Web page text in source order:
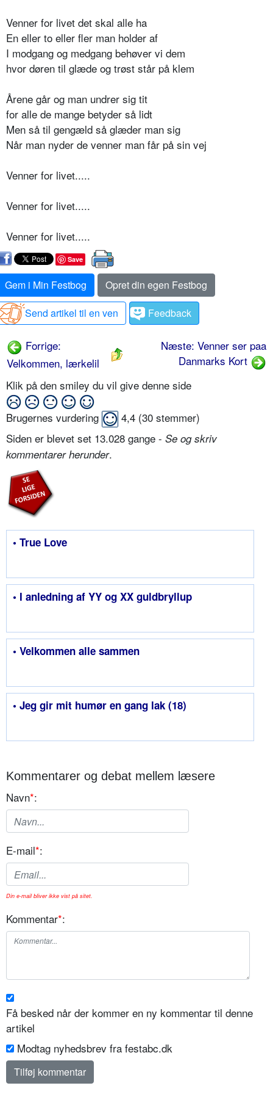
Venner for livet det skal alle ha
En eller to eller fler man holder af
I modgang og medgang behøver vi dem
hvor døren til glæde og trøst står på klem
Årene går og man undrer sig tit
for alle de mange betyder så lidt
Men så til gengæld så glæder man sig
Når man nyder de venner man får på sin vej
Venner for livet.....
Venner for livet.....
Venner for livet.....
Save
Gem i Min Festbog
Opret din egen Festbog
Send artikel til en ven
Feedback
Forrige:
Velkommen, lærkelil
Næste: Venner ser paa
Danmarks Kort
Klik på den smiley du vil give denne side
Brugernes vurdering 4,4 (30 stemmer)
Siden er blevet set 13.028 gange - Se og skriv
kommentarer herunder.
• True Love
• I anledning af YY og XX guldbryllup
• Velkommen alle sammen
• Jeg gir mit humør en gang lak (18)
Kommentarer og debat mellem læsere
Navn*:
E-mail*:
Din e-mail bliver ikke vist på sitet.
Kommentar*:
Få besked når der kommer en ny kommentar til denne
artikel
Modtag nyhedsbrev fra festabc.dk